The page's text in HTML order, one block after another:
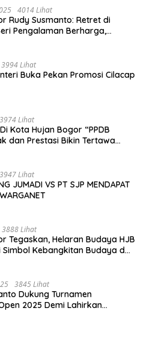
4014 Lihat
Rudy Susmanto: Retret di
Pengalaman Berharga,
3994 Lihat
Buka Pekan Promosi Cilacap
3974 Lihat
Kota Hujan Bogor “PPDB
dan Prestasi Bikin Tertawa
3947 Lihat
JUMADI VS PT SJP MENDAPAT
3888 Lihat
Tegaskan, Helaran Budaya HJB
Kebangkitan Budaya dan
3845 Lihat
Dukung Turnamen
2025 Demi Lahirkan